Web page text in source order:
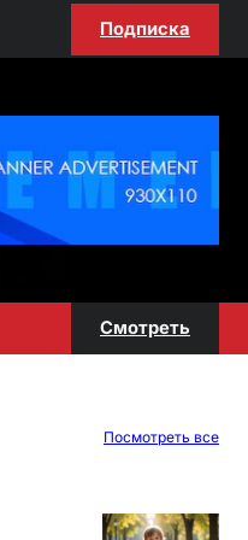
Подписка
Смотреть
Посмотреть все